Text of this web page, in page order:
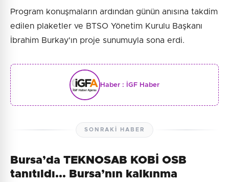
Program konuşmaların ardından günün anısına takdim
edilen plaketler ve BTSO Yönetim Kurulu Başkanı
İbrahim Burkay'ın proje sunumuyla sona erdi.
Haber : İGF Haber
SONRAKI HABER
Bursa’da TEKNOSAB KOBİ OSB
tanıtıldı... Bursa’nın kalkınma